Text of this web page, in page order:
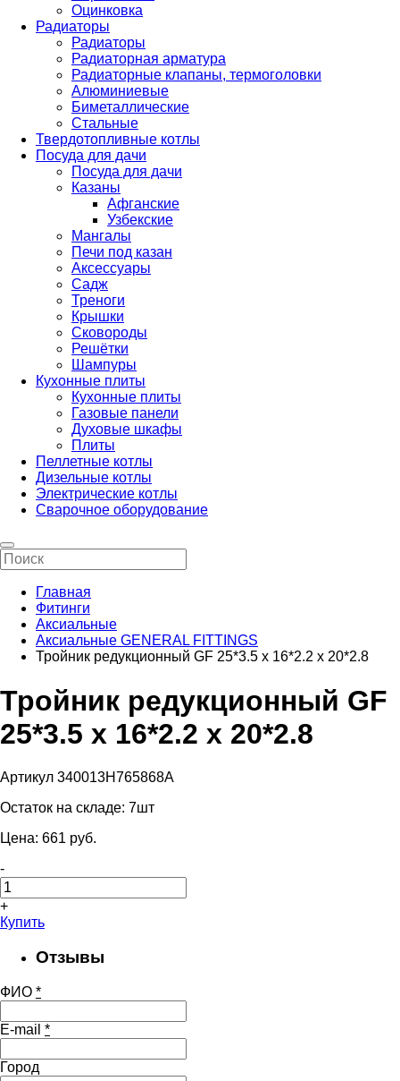
Оцинковка
Радиаторы
Радиаторы
Радиаторная арматура
Радиаторные клапаны, термоголовки
Алюминиевые
Биметаллические
Стальные
Твердотопливные котлы
Посуда для дачи
Посуда для дачи
Казаны
Афганские
Узбекские
Мангалы
Печи под казан
Аксессуары
Садж
Треноги
Крышки
Сковороды
Решётки
Шампуры
Кухонные плиты
Кухонные плиты
Газовые панели
Духовые шкафы
Плиты
Пеллетные котлы
Дизельные котлы
Электрические котлы
Сварочное оборудование
Главная
Фитинги
Аксиальные
Аксиальные GENERAL FITTINGS
Тройник редукционный GF 25*3.5 х 16*2.2 х 20*2.8
Тройник редукционный GF
25*3.5 х 16*2.2 х 20*2.8
Артикул 340013H765868A
Остаток на складе: 7шт
Цена: 661 pуб.
-
+
Купить
Отзывы
ФИО *
E-mail *
Город